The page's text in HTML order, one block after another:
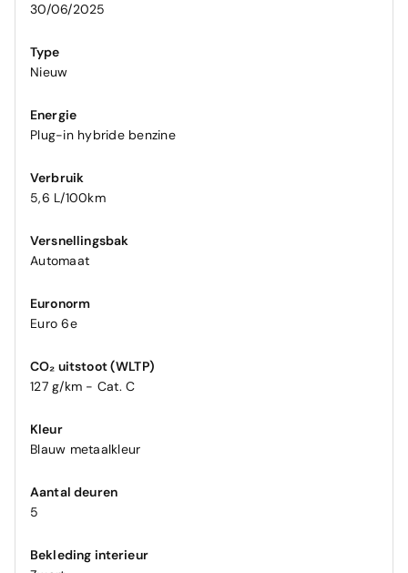
30/06/2025
Type
Nieuw
Energie
Plug-in hybride benzine
Verbruik
5,6 L/100km
Versnellingsbak
Automaat
Euronorm
Euro 6e
CO₂ uitstoot (WLTP)
127 g/km - Cat. C
Kleur
Blauw metaalkleur
Aantal deuren
5
Bekleding interieur